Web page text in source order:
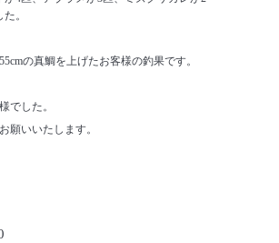
。
の真鯛を上げたお客様の釣果です。
でした。
願いいたします。